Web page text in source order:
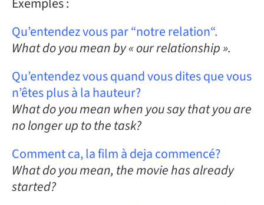
Qu’entendez vous par “notre relation“.
What do you mean by « our relationship ».
Qu’entendez vous quand vous dites que vous
n’êtes plus à la hauteur?
What do you mean when you say that you are
no longer up to the task?
Comment ca, la film à deja commencé?
What do you mean, the movie has already
started?